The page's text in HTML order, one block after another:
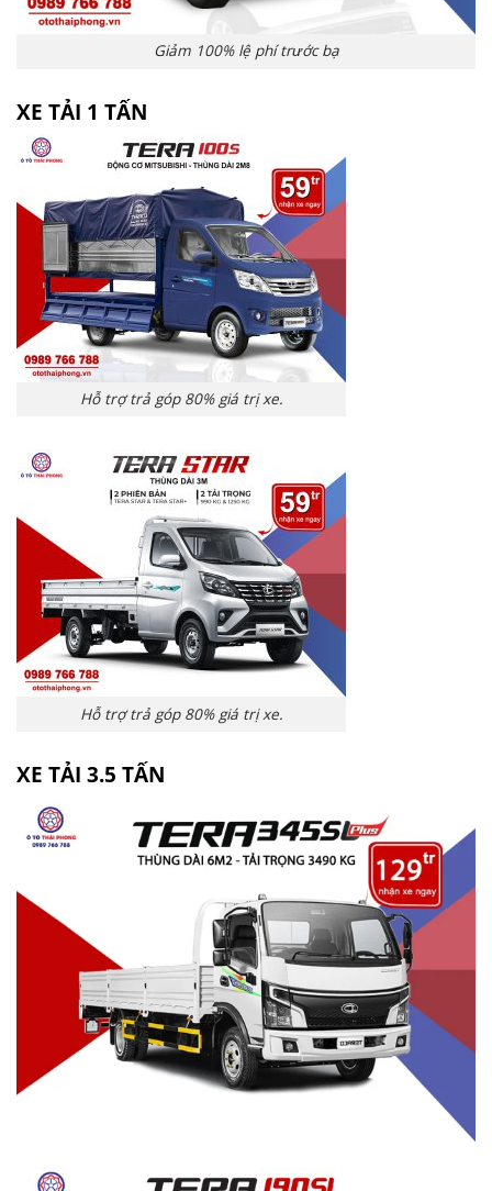
Giảm 100% lệ phí trước bạ
XE TẢI 1 TẤN
Hỗ trợ trả góp 80% giá trị xe.
Hỗ trợ trả góp 80% giá trị xe.
XE TẢI 3.5 TẤN